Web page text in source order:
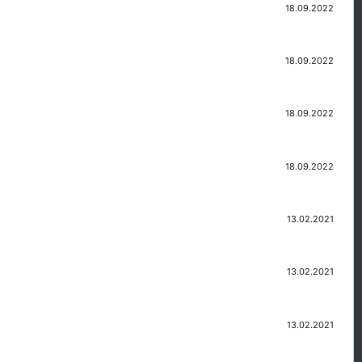
18.09.2022
18.09.2022
18.09.2022
18.09.2022
13.02.2021
13.02.2021
13.02.2021